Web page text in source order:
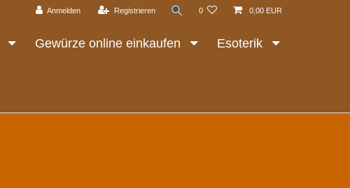
Anmelden Registrieren 0 0,00 EUR
Gewürze online einkaufen Esoterik